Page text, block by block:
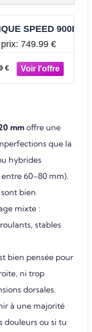
SPEED 900E
749.99 €
€
mmoffre une
que la
hybrides
60–80 mm).
sont bien
mixte :
stables
bien pensée pour
ni trop
dorsales.
à une majorité
douleurs ou si tu